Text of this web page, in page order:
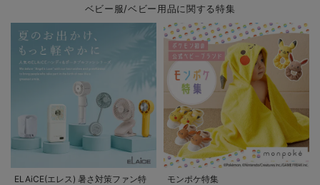
ベビー服/ベビー用品に関する特集
ELAiCE(エレス) 暑さ対策ファン特
モンポケ特集